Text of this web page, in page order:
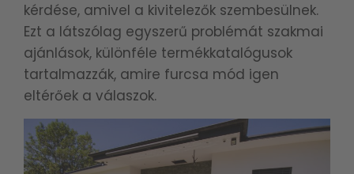
kérdése, amivel a kivitelezők szembesülnek.
Ezt a látszólag egyszerű problémát szakmai
ajánlások, különféle termékkatalógusok
tartalmazzák, amire furcsa mód igen
eltérőek a válaszok.